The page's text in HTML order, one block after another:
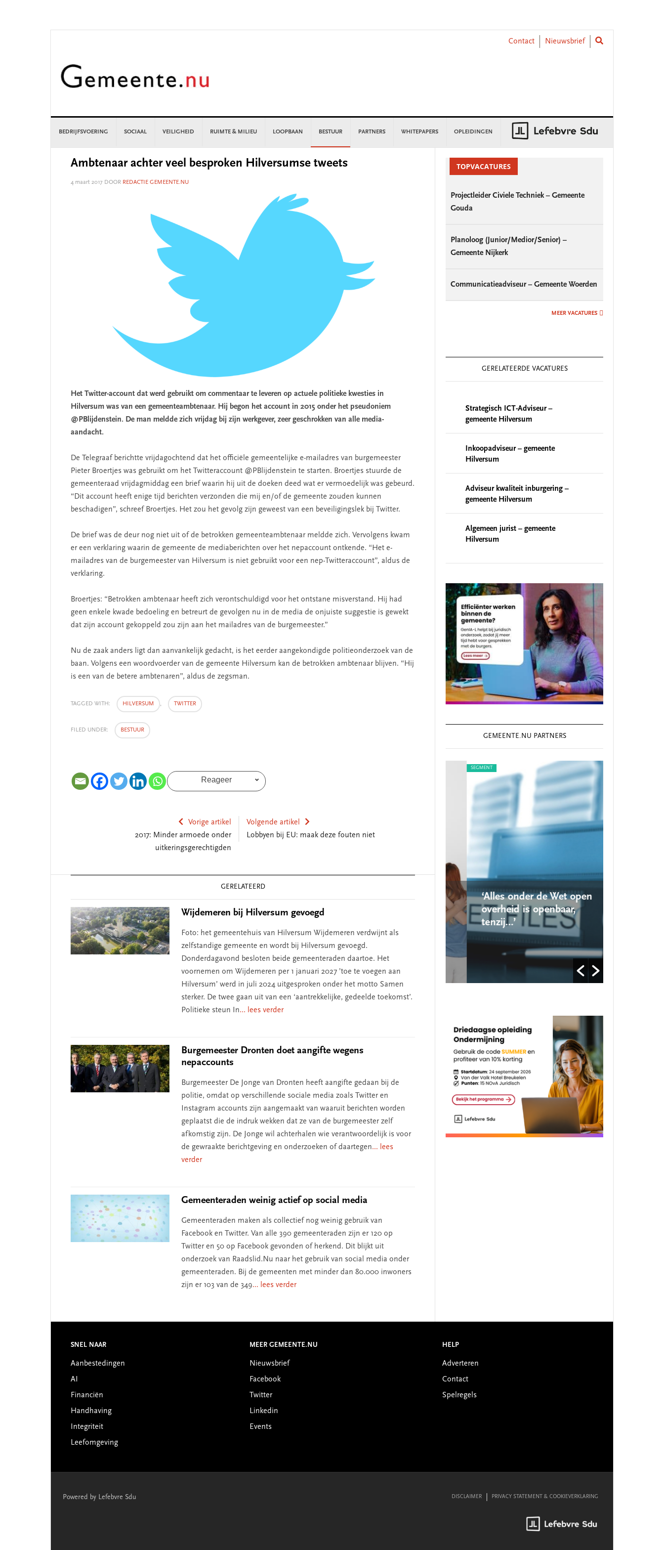
Contact
Nieuwsbrief
BEDRIJFSVOERING SOCIAAL VEILIGHEID RUIMTE & MILIEU LOOPBAAN BESTUUR PARTNERS WHITEPAPERS OPLEIDINGEN
Ambtenaar achter veel besproken Hilversumse tweets
4 maart 2017 DOOR REDACTIE GEMEENTE.NU
Het Twitter-account dat werd gebruikt om commentaar te leveren op actuele politieke kwesties in
Hilversum was van een gemeenteambtenaar. Hij begon het account in 2015 onder het pseudoniem
@PBlijdenstein. De man meldde zich vrijdag bij zijn werkgever, zeer geschrokken van alle media-
aandacht.
De Telegraaf berichtte vrijdagochtend dat het officiële gemeentelijke e-mailadres van burgemeester
Pieter Broertjes was gebruikt om het Twitteraccount @PBlijdenstein te starten. Broertjes stuurde de
gemeenteraad vrijdagmiddag een brief waarin hij uit de doeken deed wat er vermoedelijk was gebeurd.
“Dit account heeft enige tijd berichten verzonden die mij en/of de gemeente zouden kunnen
beschadigen”, schreef Broertjes. Het zou het gevolg zijn geweest van een beveiligingslek bij Twitter.
De brief was de deur nog niet uit of de betrokken gemeenteambtenaar meldde zich. Vervolgens kwam
er een verklaring waarin de gemeente de mediaberichten over het nepaccount ontkende. “Het e-
mailadres van de burgemeester van Hilversum is niet gebruikt voor een nep-Twitteraccount”, aldus de
verklaring.
Broertjes: “Betrokken ambtenaar heeft zich verontschuldigd voor het ontstane misverstand. Hij had
geen enkele kwade bedoeling en betreurt de gevolgen nu in de media de onjuiste suggestie is gewekt
dat zijn account gekoppeld zou zijn aan het mailadres van de burgemeester.”
Nu de zaak anders ligt dan aanvankelijk gedacht, is het eerder aangekondigde politieonderzoek van de
baan. Volgens een woordvoerder van de gemeente Hilversum kan de betrokken ambtenaar blijven. “Hij
is een van de betere ambtenaren”, aldus de zegsman.
TAGGED WITH: HILVERSUM , TWITTER
FILED UNDER: BESTUUR
Reageer
Vorige artikel
2017: Minder armoede onder
uitkeringsgerechtigden
Volgende artikel
Lobbyen bij EU: maak deze fouten niet
GERELATEERD
Wijdemeren bij Hilversum gevoegd
Foto: het gemeentehuis van Hilversum Wijdemeren verdwijnt als
zelfstandige gemeente en wordt bij Hilversum gevoegd.
Donderdagavond besloten beide gemeenteraden daartoe. Het
voornemen om Wijdemeren per 1 januari 2027 ’toe te voegen aan
Hilversum’ werd in juli 2024 uitgesproken onder het motto Samen
sterker. De twee gaan uit van een ‘aantrekkelijke, gedeelde toekomst’.
Politieke steun In... lees verder
Burgemeester Dronten doet aangifte wegens
nepaccounts
Burgemeester De Jonge van Dronten heeft aangifte gedaan bij de
politie, omdat op verschillende sociale media zoals Twitter en
Instagram accounts zijn aangemaakt van waaruit berichten worden
geplaatst die de indruk wekken dat ze van de burgemeester zelf
afkomstig zijn. De Jonge wil achterhalen wie verantwoordelijk is voor
de gewraakte berichtgeving en onderzoeken of daartegen... lees
verder
Gemeenteraden weinig actief op social media
Gemeenteraden maken als collectief nog weinig gebruik van
Facebook en Twitter. Van alle 390 gemeenteraden zijn er 120 op
Twitter en 50 op Facebook gevonden of herkend. Dit blijkt uit
onderzoek van Raadslid.Nu naar het gebruik van social media onder
gemeenteraden. Bij de gemeenten met minder dan 80.000 inwoners
zijn er 103 van de 349... lees verder
SidebarTOPVACATURES
Projectleider Civiele Techniek – Gemeente
Gouda
Planoloog (Junior/Medior/Senior) –
Gemeente Nijkerk
Communicatieadviseur – Gemeente Woerden
MEER VACATURES
GERELATEERDE VACATURES
Strategisch ICT-Adviseur –
gemeente Hilversum
Inkoopadviseur – gemeente
Hilversum
Adviseur kwaliteit inburgering –
gemeente Hilversum
Algemeen jurist – gemeente
Hilversum
GEMEENTE.NU PARTNERS
missie van Segment
‘Persoonlijk leiderschap
begint bij zelfkennis’
‘Met een integrale aanpak
kun je de jeugd beter
SEGMENT
‘Alles onder de Wet open
overheid is openbaar,
tenzij…’
Footer
SNEL NAAR
Aanbestedingen
AI
Financiën
Handhaving
Integriteit
Leefomgeving
MEER GEMEENTE.NU
Nieuwsbrief
Facebook
Twitter
Linkedin
Events
HELP
Adverteren
Contact
Spelregels
Powered by Lefebvre Sdu DISCLAIMER PRIVACY STATEMENT & COOKIEVERKLARING